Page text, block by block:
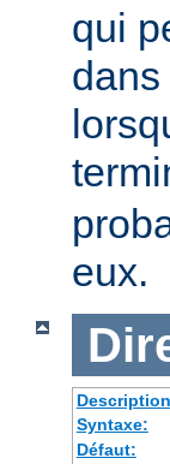
qui
eux.
Syntaxe:
Défaut: